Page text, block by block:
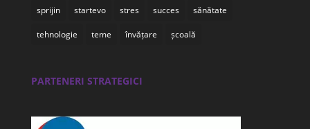
sprijin startevo stres succes sănătate
tehnologie teme învățare școală
PARTENERI STRATEGICI